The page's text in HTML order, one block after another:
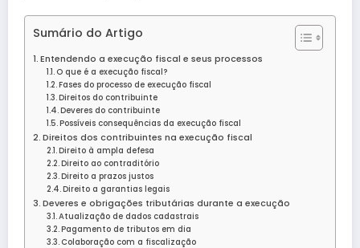
Sumário do Artigo
Entendendo a execução fiscal e seus processos
O que é a execução fiscal?
Fases do processo de execução fiscal
Direitos do contribuinte
Deveres do contribuinte
Possíveis consequências da execução fiscal
Direitos dos contribuintes na execução fiscal
Direito à ampla defesa
Direito ao contraditório
Direito a prazos justos
Direito a garantias legais
Deveres e obrigações tributárias durante a execução
Atualização de dados cadastrais
Pagamento de tributos em dia
Colaboração com a fiscalização